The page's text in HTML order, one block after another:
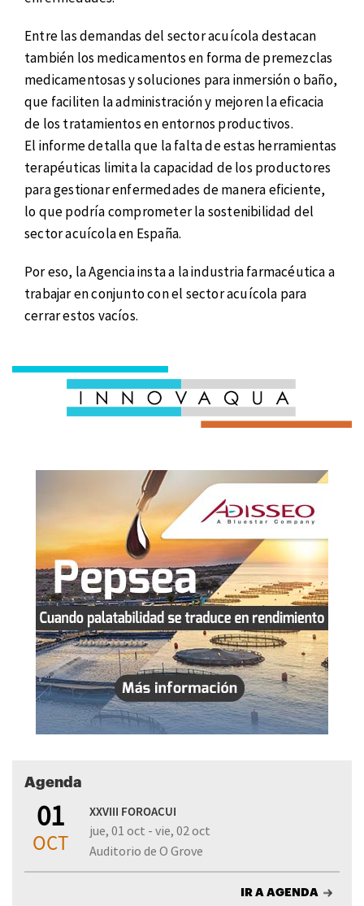
Entre las demandas del sector acuícola destacan
también los medicamentos en forma de premezclas
medicamentosas y soluciones para inmersión o baño,
que faciliten la administración y mejoren la eficacia
de los tratamientos en entornos productivos.
El informe detalla que la falta de estas herramientas
terapéuticas limita la capacidad de los productores
para gestionar enfermedades de manera eficiente,
lo que podría comprometer la sostenibilidad del
sector acuícola en España.
Por eso, la Agencia insta a la industria farmacéutica a
trabajar en conjunto con el sector acuícola para
cerrar estos vacíos.
Agenda
01
OCT
XXVIII FOROACUI
jue, 01 oct - vie, 02 oct
Auditorio de O Grove
IR A AGENDA